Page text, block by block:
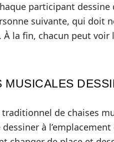
participant
suivante, qui doit
la fin, chacun peut voir
MUSICALES
de chaises
à l’emplacement